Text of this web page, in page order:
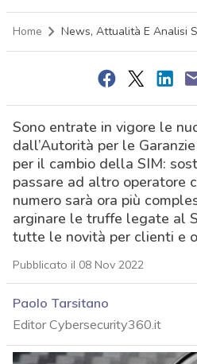
Home News, Attualità E Analisi
Sono entrate in vigore le
dall’Autorità per le
per il cambio della SIM:
passare ad altro operatore
numero sarà ora più
arginare le truffe legate al
tutte le novità per clienti e
Pubblicato il 08 Nov 2022
Paolo Tarsitano
Editor Cybersecurity360.it